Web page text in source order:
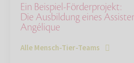
Ein Beispiel-Förderprojekt:
Die Ausbildung eines
Angélique
Alle Mensch-Tier-Teams